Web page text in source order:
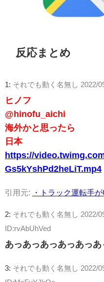
反応まとめ
1: それでも動く名無し 2022/
ヒノフ
@hinofu_aichi
海外かと思ったら
日本
https://
Gs5kYshPd2heLiT.mp4
引用元: ・トラック運転手
2: それでも動く名無し
2022/
ID:rvAbUhVed
あっあっあっあっあっあ
3: それでも動く名無し
2022/